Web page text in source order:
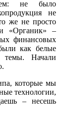
не было
не
же не просто
«Органик» –
финансовых
как белые
Начали
которые мы
технологии,
– несешь